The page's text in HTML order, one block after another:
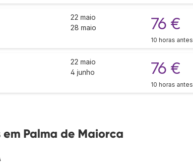
22 maio
28 maio
76 €
10 horas antes
22 maio
4 junho
76 €
10 horas antes
Palma de Maiorca